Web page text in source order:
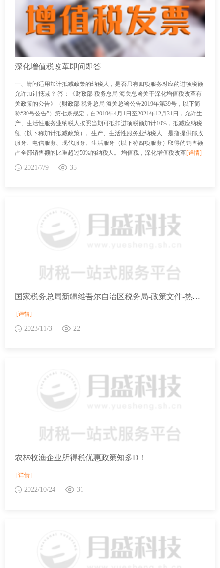
深化增值税改革即问即答
一、请问适用加计抵减政策的纳税人，是否只有四项服务对应的进项税额
允许加计抵减？ 答：《财政部 税务总局 海关总署关于深化增值税改革有
关政策的公告》（财政部 税务总局 海关总署公告2019年第39号，以下简
称“39号公告”）第七条规定，自2019年4月1日至2021年12月31日，允许生
产、生活性服务业纳税人按照当期可抵扣进项税额加计10%，抵减应纳税
额（以下称加计抵减政策）。生产、生活性服务业纳税人，是指提供邮政
服务、电信服务、现代服务、生活服务（以下称四项服务）取得的销售额
占全部销售额的比重超过50%的纳税人。 增值税，深化增值税改革[详情]
2021/7/9 35
国家税务总局新疆维吾尔自治区税务局-政策文件-热点问答-生产型出口企业是否可以同时办理免抵退税和留抵退税？
[详情]
2023/11/3 22
农林牧渔企业所得税优惠政策知多D！
[详情]
2022/10/24 31